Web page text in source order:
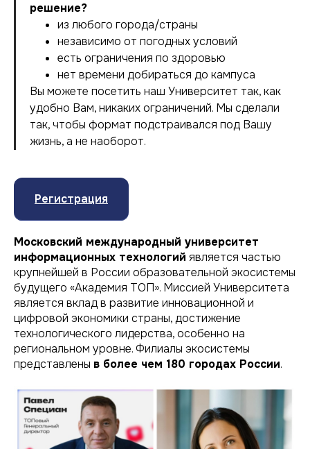
решение?
из любого города/страны
независимо от погодных условий
есть ограничения по здоровью
нет времени добираться до кампуса
Вы можете посетить наш Университет так, как
удобно Вам, никаких ограничений. Мы сделали
так, чтобы формат подстраивался под Вашу
жизнь, а не наоборот.
Регистрация
Московский международный университет
информационных технологий является частью
крупнейшей в России образовательной экосистемы
будущего «Академия ТОП». Миссией Университета
является вклад в развитие инновационной и
цифровой экономики страны, достижение
технологического лидерства, особенно на
региональном уровне. Филиалы экосистемы
представлены в более чем 180 городах России.